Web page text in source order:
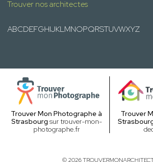
Trouver nos architectes
ABCDEFGHIJKLMNOPQRSTUVWXYZ
Trouver Mon Photographe à
Strasbourg sur trouver-mon-
photographe.fr
Trouver
© 2026